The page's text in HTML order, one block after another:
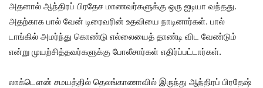
அதனால் ஆந்திரப் பிரதேச மாணவர்களுக்கு ஒரு ஐடியா வந்தது.
அதற்காக பால் வேன் டிரைவரின் உதவியை நாடினார்கள். பால்
டாங்கில் அமர்ந்து கொண்டு எல்லையைத் தாண்டி விட வேண்டும்
என்று முயற்சித்தவர்களுக்கு போலீசார்கள் எதிர்ப்பட்டார்கள்.
லாக்டௌன் சமயத்தில் தெலங்காணாவில் இருந்து ஆந்திரப் பிரதேஷ்